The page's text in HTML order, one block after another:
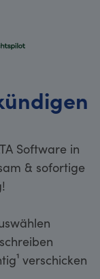
Software in
& sofortige
verschicken